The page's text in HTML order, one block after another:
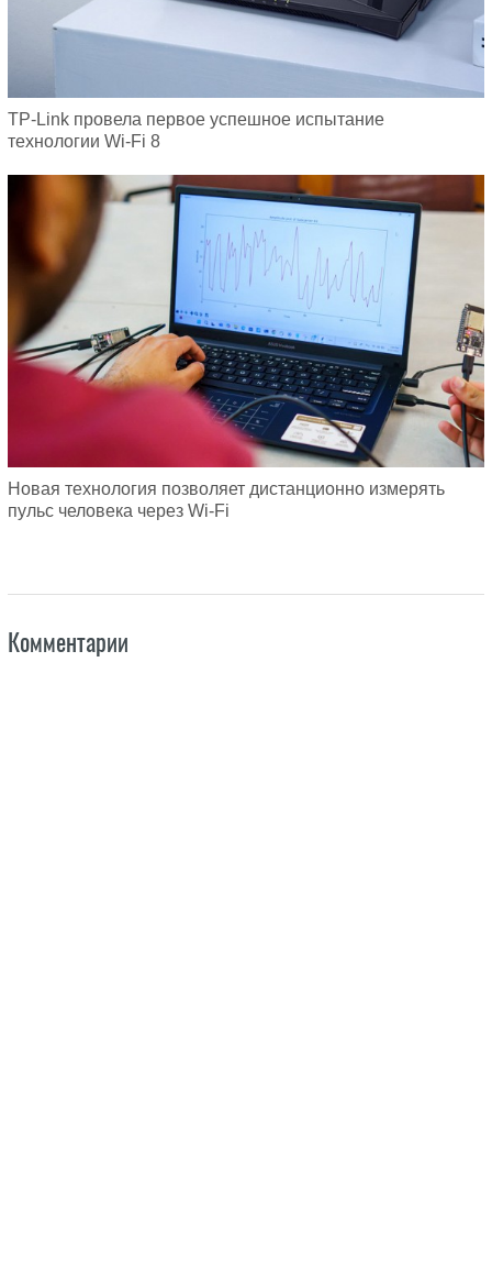
TP-Link провела первое успешное испытание
технологии Wi-Fi 8
Новая технология позволяет дистанционно измерять
пульс человека через Wi-Fi
Комментарии